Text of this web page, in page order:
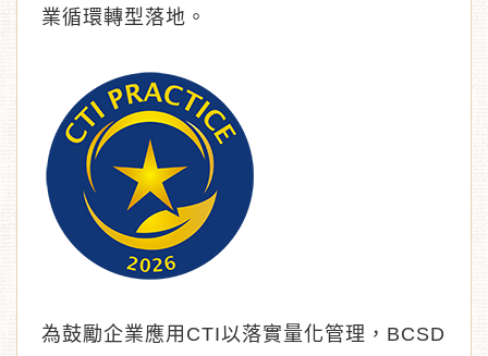
業循環轉型落地。
為鼓勵企業應用CTI以落實量化管理，BCSD